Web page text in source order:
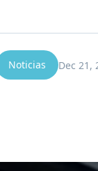
Noticias Dec 21,